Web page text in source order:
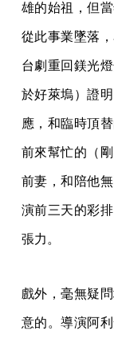
雄的始祖，但
從此事業墜落
台劇重回鎂光
於好萊塢）證
應，和臨時頂
前來幫忙的（
前妻，和陪他
演前三天的彩
張力。
戲外，毫無疑
意的。導演阿